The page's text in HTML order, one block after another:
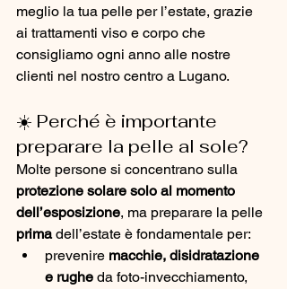
meglio la tua pelle per l’estate, grazie
ai trattamenti viso e corpo che
consigliamo ogni anno alle nostre
clienti nel nostro centro a Lugano.
☀️ Perché è importante
preparare la pelle al sole?
Molte persone si concentrano sulla
protezione solare solo al momento
dell’esposizione, ma preparare la pelle
prima dell’estate è fondamentale per:
prevenire macchie, disidratazione
e rughe da foto-invecchiamento,